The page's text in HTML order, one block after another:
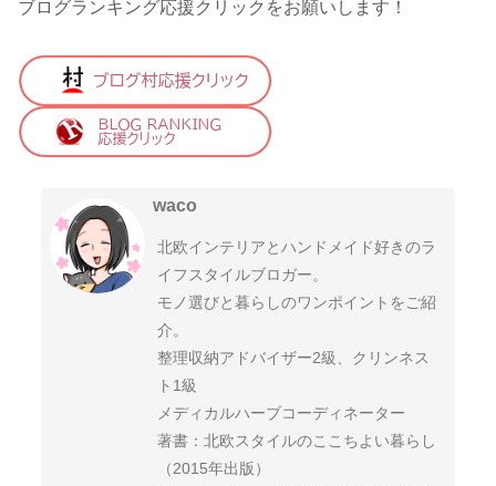
ブログランキング応援クリックをお願いします！
waco
北欧インテリアとハンドメイド好きのラ
イフスタイルブロガー。
モノ選びと暮らしのワンポイントをご紹
介。
整理収納アドバイザー2級、クリンネス
ト1級
メディカルハーブコーディネーター
著書：北欧スタイルのここちよい暮らし
（2015年出版）